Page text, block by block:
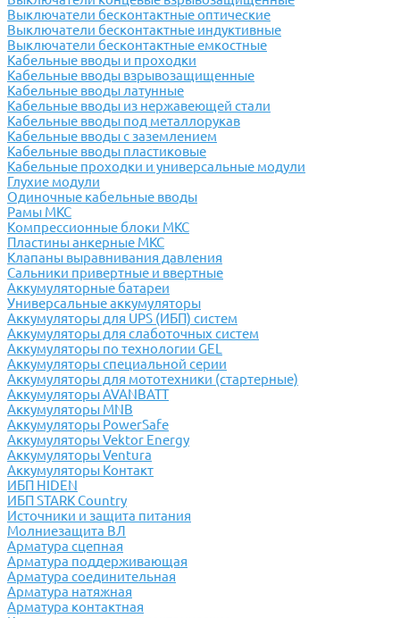
Выключатели бесконтактные оптические
Выключатели бесконтактные индуктивные
Выключатели бесконтактные емкостные
Кабельные вводы и проходки
Кабельные вводы взрывозащищенные
Кабельные вводы латунные
Кабельные вводы из нержавеющей стали
Кабельные вводы под металлорукав
Кабельные вводы с заземлением
Кабельные вводы пластиковые
Кабельные проходки и универсальные модули
Глухие модули
Одиночные кабельные вводы
Рамы МКС
Компрессионные блоки МКС
Пластины анкерные МКС
Клапаны выравнивания давления
Сальники привертные и ввертные
Аккумуляторные батареи
Универсальные аккумуляторы
Аккумуляторы для UPS (ИБП) систем
Аккумуляторы для слаботочных систем
Аккумуляторы по технологии GEL
Аккумуляторы специальной серии
Аккумуляторы для мототехники (стартерные)
Аккумуляторы AVANBATT
Аккумуляторы MNB
Аккумуляторы PowerSafe
Аккумуляторы Vektor Energy
Аккумуляторы Ventura
Аккумуляторы Контакт
ИБП HIDEN
ИБП STARK Country
Источники и защита питания
Молниезащита ВЛ
Арматура сцепная
Арматура поддерживающая
Арматура соединительная
Арматура натяжная
Арматура контактная